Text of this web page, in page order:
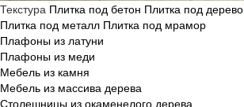
Текстура Плитка под бетон Плитка под дерево
Плитка под металл Плитка под мрамор
Плафоны из латуни
Плафоны из меди
Мебель из камня
Мебель из массива дерева
Столешницы из окаменелого дерева